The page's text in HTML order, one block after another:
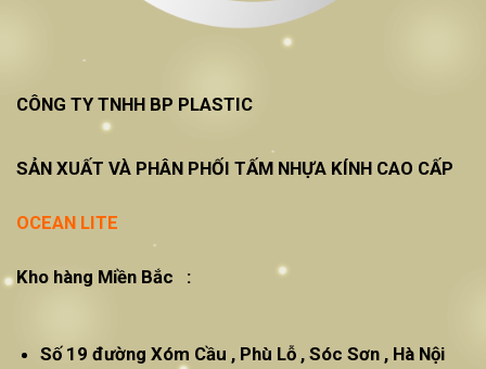
CÔNG TY TNHH BP PLASTIC
SẢN XUẤT VÀ PHÂN PHỐI TẤM NHỰA KÍNH CAO CẤP
OCEAN LITE
Kho hàng Miền Bắc :
Số 19 đường Xóm Cầu , Phù Lỗ , Sóc Sơn , Hà Nội